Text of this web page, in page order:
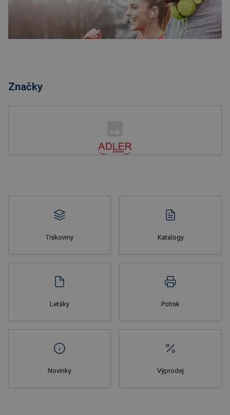
Značky
Tiskoviny Katalogy
Letáky Potisk
Novinky Výprodej